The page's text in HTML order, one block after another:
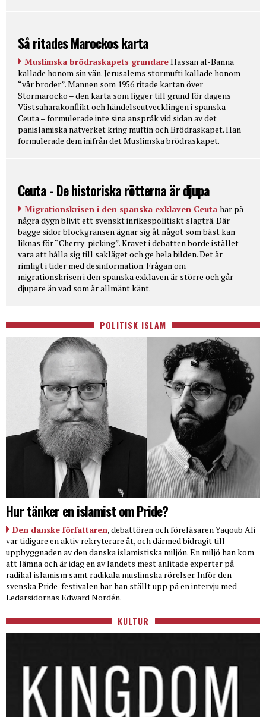
Så ritades Marockos karta
Muslimska brödraskapets grundareHassan al-Banna
kallade honom sin vän. Jerusalems stormufti kallade honom
“vår broder”. Mannen som 1956 ritade kartan över
Stormarocko – den karta som ligger till grund för dagens
Västsaharakonflikt och händelseutvecklingen i spanska
Ceuta – formulerade inte sina anspråk vid sidan av det
panislamiska nätverket kring muftin och Brödraskapet. Han
formulerade dem inifrån det Muslimska brödraskapet.
Ceuta - De historiska rötterna är djupa
Migrationskrisen i den spanska exklaven Ceuta har på
några dygn blivit ett svenskt inrikespolitiskt slagträ. Där
bägge sidor blockgränsen ägnar sig åt något som bäst kan
liknas för “Cherry-picking”. Kravet i debatten borde istället
vara att hålla sig till sakläget och ge hela bilden. Det är
rimligt i tider med desinformation. Frågan om
migrationskrisen i den spanska exklaven är större och går
djupare än vad som är allmänt känt.
POLITISK ISLAM
Hur tänker en islamist om Pride?
Den danske författaren, debattören och föreläsaren Yaqoub Ali
var tidigare en aktiv rekryterare åt, och därmed bidragit till
uppbyggnaden av den danska islamistiska miljön. En miljö han kom
att lämna och är idag en av landets mest anlitade experter på
radikal islamism samt radikala muslimska rörelser. Inför den
svenska Pride-festivalen har han ställt upp på en intervju med
Ledarsidornas Edward Nordén.
KULTUR